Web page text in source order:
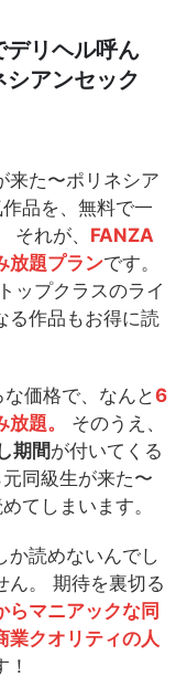
デリヘル呼ん
アンセック
来た〜ポリネシア
品を、無料で一
それが、 FANZA
放題プランです。
ップクラスのライ
る作品もお得に読
価格で、なんと6
題。
そのうえ、
期間が付いてくる
同級生が来た〜
てしまいます。
か読めないんでし
ん。 期待を裏切る
らマニアックな同
業クオリティの人